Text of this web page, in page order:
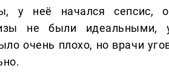
у неё начался сепсис,
не были
очень плохо, но врачи